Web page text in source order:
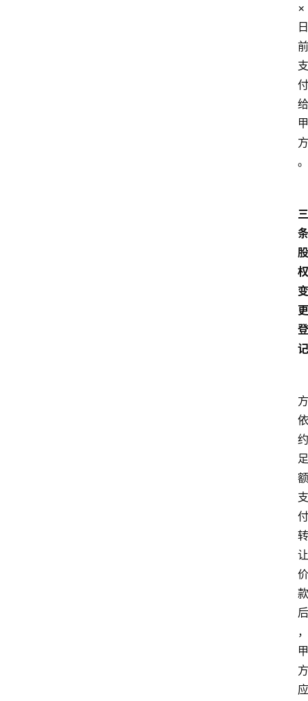
×
日
前
支
付
给
甲
方
。
三
条
股
权
变
更
登
记
方
依
约
足
额
支
付
转
让
价
款
后
，
甲
方
应